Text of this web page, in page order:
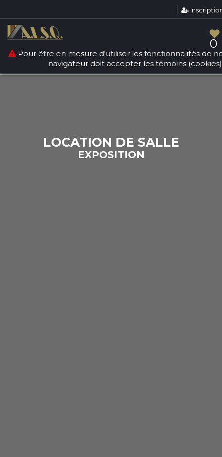
: count(): Parameter must be an array or an object
that implements Countable in
/srv/users/sallesquebec/apps/sallesdereception/
0
Pour être en mesure d'utiliser les fonctionnalités de
navigateur doit accepter les témoins
LOCATION DE SALLE
EXPOSITION